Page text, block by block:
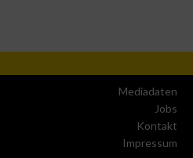
Mediadaten
Jobs
Kontakt
Impressum